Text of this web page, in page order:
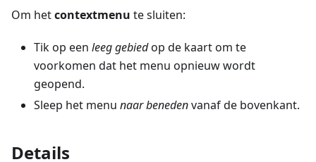
Om hetcontextmenu te sluiten:
Tik op een leeg gebiedop de kaart om te
voorkomen dat het menu opnieuw wordt
geopend.
Sleep het menu naar benedenvanaf de bovenkant.
Details